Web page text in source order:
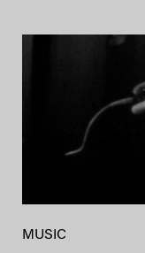
MUSIC